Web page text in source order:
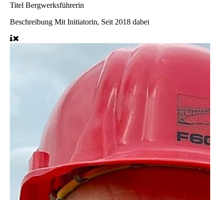
Titel Bergwerksführerin
Beschreibung Mit Initiatorin, Seit 2018 dabei